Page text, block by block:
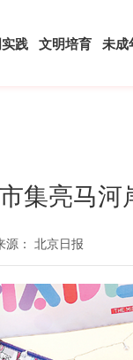
践 文明培育 未成
集亮马河
源： 北京日报